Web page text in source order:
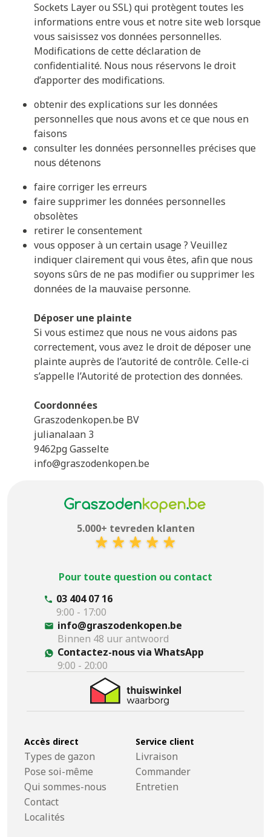
Sockets Layer ou SSL) qui protègent toutes les
informations entre vous et notre site web lorsque
vous saisissez vos données personnelles.
Modifications de cette déclaration de
confidentialité. Nous nous réservons le droit
d’apporter des modifications.
obtenir des explications sur les données
personnelles que nous avons et ce que nous en
faisons
consulter les données personnelles précises que
nous détenons
faire corriger les erreurs
faire supprimer les données personnelles
obsolètes
retirer le consentement
vous opposer à un certain usage ? Veuillez
indiquer clairement qui vous êtes, afin que nous
soyons sûrs de ne pas modifier ou supprimer les
données de la mauvaise personne.
Déposer une plainte
Si vous estimez que nous ne vous aidons pas
correctement, vous avez le droit de déposer une
plainte auprès de l’autorité de contrôle. Celle-ci
s’appelle l’Autorité de protection des données.
Coordonnées
Graszodenkopen.be BV
julianalaan 3
9462pg Gasselte
info@graszodenkopen.be
5.000+ tevreden klanten
Pour toute question ou contact
03 404 07 16
9:00 - 17:00
info@graszodenkopen.be
Binnen 48 uur antwoord
Contactez-nous via WhatsApp
9:00 - 20:00
Accès direct
Types de gazon
Pose soi-même
Qui sommes-nous
Contact
Localités
Service client
Livraison
Commander
Entretien